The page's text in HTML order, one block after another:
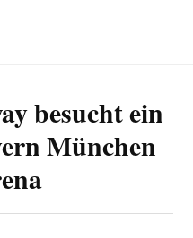
besucht ein
München